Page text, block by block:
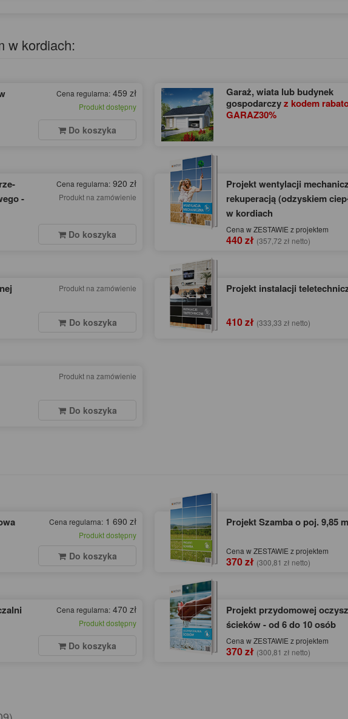
w kordiach:
Cena regularna: 459 zł
Produkt dostępny
Do koszyka
Garaż, wiata lub budynek
gospodarczyz kodem
GARAZ30%
-
Cena regularna: 920 zł
Produkt na zamówienie
Do koszyka
Projekt wentylacji
rekuperacją (odzyskiem
w kordiach
Cena w ZESTAWIE z projektem
440 zł (357,72 zł netto)
Produkt na zamówienie
Do koszyka
Projekt instalacji
410 zł (333,33 zł netto)
Produkt na zamówienie
Do koszyka
Cena regularna: 1 690 zł
Produkt dostępny
Do koszyka
Projekt Szamba o poj. 9,85
Cena w ZESTAWIE z projektem
370 zł (300,81 zł netto)
Cena regularna: 470 zł
Produkt dostępny
Do koszyka
Projekt przydomowej
ścieków - od 6 do 10 osób
Cena w ZESTAWIE z projektem
370 zł (300,81 zł netto)